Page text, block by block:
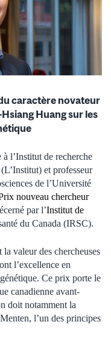
caractère novateur
Huang sur les
l’Institut de recherche
et professeur
de l’Université
nouveau chercheur
par l’Institut de
du Canada (IRSC).
valeur des chercheuses
l’excellence en
Ce prix porte le
canadienne avant-
doit notamment la
l’un des principes